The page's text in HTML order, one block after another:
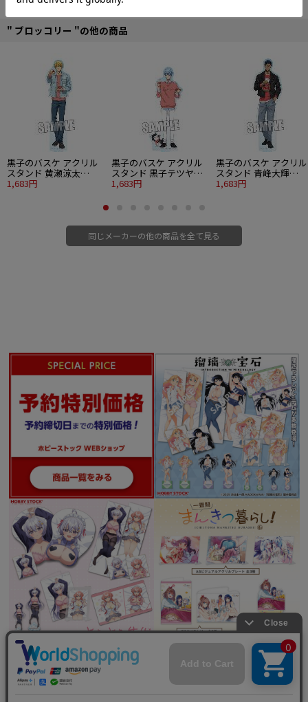
■アルバム本体
・サイズ：縦135mm×横214（100+14+100）mm
■スリーブケース
・サイズ（外寸）：縦137×横101×厚さ15mm
・素材：PET 0.3mm
■特製ブロマイド
・サイズ：縦128×横90mm
©伏見つかさ/アスキー・メディアワークス/OIP
" ブロッコリー "の他の商品
黒子のバスケ アクリル
スタンド 黄瀬涼太
Strawberry Ver.
1,683円
黒子のバスケ アクリル
スタンド 黒子テツヤ
Strawberry Ver.
1,683円
黒子のバスケ アクリル
スタンド 青峰大輝
Strawberry Ver.
1,683円
同じメーカーの他の商品を全て見る